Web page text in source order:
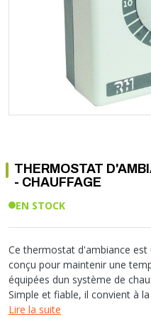
RACCORD PE
RACCORD GALVA
RACCORD INOX
TUBE LAITON ET
TUYAU SOUPLE
KIT FIXATION MURAL
ROBINET
FLEXIBLE
ETANCHÉITÉ
FIXATION ET SUPPORT
RÉDUCTEUR DE
COMPTEUR ET
FILTRATION
Soupape différentielle
Température
Vase d'expansion
Vanne de Température
Vanne de zone
Vanne équilibrage
Vanne mélangeuse
SOLAIRE
CHAUDIÈRE
TUBAGE CHEMINÉE
EQUIPEMENT
COMMUNICATION
COLLIER ET FIXATION
CONNEXION
LAMPE ET TORCHE
PILES ET
BLOC DE SÉCURITÉ
SYSTÈMES DE SÉCURITÉ
VMC ET VENTILATION
TRAPPE CHATIÈRE ET
PLOMBERIE PER
VOTRE SOLUTION
THERMOSTAT
- CHAUFFAGE
EN STOCK
Ce thermostat d'ambiance
conçu pour maintenir une
équipées dun système de
Simple et fiable, il convient à
chaudières à gaz, électriques
Lire la suite